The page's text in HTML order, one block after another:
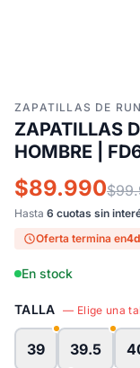
ZAPATILLAS DE
ZAPATILLAS
HOMBRE |
$89.990
Hasta 6 cuotas sin
Oferta termina en
En stock
TALLA — Elige una
39 39.5